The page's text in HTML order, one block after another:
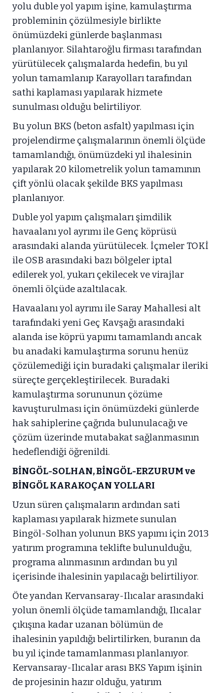
yolu duble yol yapım işine, kamulaştırma
probleminin çözülmesiyle birlikte
önümüzdeki günlerde başlanması
planlanıyor. Silahtaroğlu firması tarafından
yürütülecek çalışmalarda hedefin, bu yıl
yolun tamamlanıp Karayolları tarafından
sathi kaplaması yapılarak hizmete
sunulması olduğu belirtiliyor.
Bu yolun BKS (beton asfalt) yapılması için
projelendirme çalışmalarının önemli ölçüde
tamamlandığı, önümüzdeki yıl ihalesinin
yapılarak 20 kilometrelik yolun tamamının
çift yönlü olacak şekilde BKS yapılması
planlanıyor.
Duble yol yapım çalışmaları şimdilik
havaalanı yol ayrımı ile Genç köprüsü
arasındaki alanda yürütülecek. İçmeler TOKİ
ile OSB arasındaki bazı bölgeler iptal
edilerek yol, yukarı çekilecek ve virajlar
önemli ölçüde azaltılacak.
Havaalanı yol ayrımı ile Saray Mahallesi alt
tarafındaki yeni Geç Kavşağı arasındaki
alanda ise köprü yapımı tamamlandı ancak
bu anadaki kamulaştırma sorunu henüz
çözülemediği için buradaki çalışmalar ileriki
süreçte gerçekleştirilecek. Buradaki
kamulaştırma sorununun çözüme
kavuşturulması için önümüzdeki günlerde
hak sahiplerine çağrıda bulunulacağı ve
çözüm üzerinde mutabakat sağlanmasının
hedeflendiği öğrenildi.
BİNGÖL-SOLHAN, BİNGÖL-ERZURUM ve
BİNGÖL KARAKOÇAN YOLLARI
Uzun süren çalışmaların ardından sati
kaplaması yapılarak hizmete sunulan
Bingöl-Solhan yolunun BKS yapımı için 2013
yatırım programına teklifte bulunulduğu,
programa alınmasının ardından bu yıl
içerisinde ihalesinin yapılacağı belirtiliyor.
Öte yandan Kervansaray-Ilıcalar arasındaki
yolun önemli ölçüde tamamlandığı, Ilıcalar
çıkışına kadar uzanan bölümün de
ihalesinin yapıldığı belirtilirken, buranın da
bu yıl içinde tamamlanması planlanıyor.
Kervansaray-Ilıcalar arası BKS Yapım işinin
de projesinin hazır olduğu, yatırım